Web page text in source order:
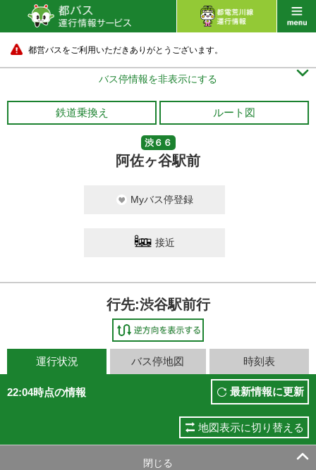
都営バスをご利用いただきありがとうございます。
バス停情報を非表示にする 
鉄道乗換え ルート図
渋６６
阿佐ヶ谷駅前
Myバス停登録
接近
行先:渋谷駅前行
運行状況 バス停地図 時刻表
22:04時点の情報 最新情報に更新
地図表示に切り替える
閉じる 